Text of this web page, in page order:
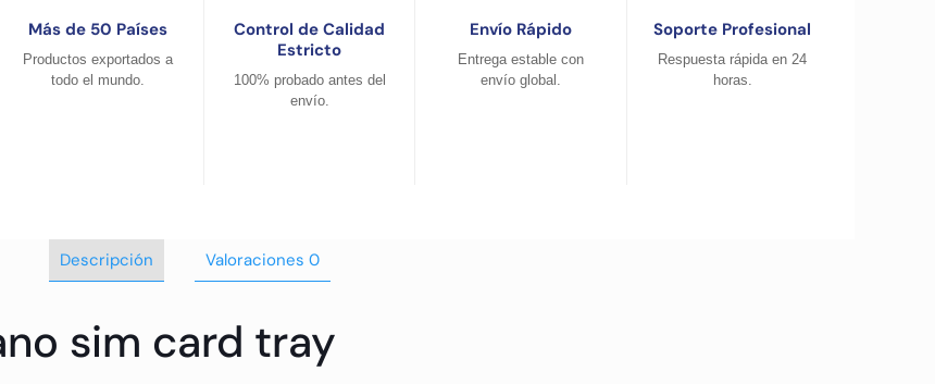
Más de 50 Países
Productos exportados a
todo el mundo.
Control de Calidad
Estricto
100% probado antes del
envío.
Envío Rápido
Entrega estable con
envío global.
Soporte Profesional
Respuesta rápida en 24
horas.
Descripción Valoraciones 0
sim card tray